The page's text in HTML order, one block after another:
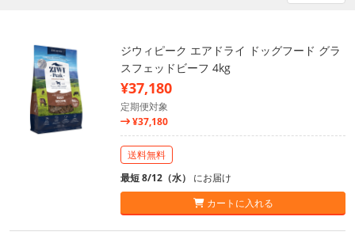
ジウィピーク エアドライ ドッグフード グラ
スフェッドビーフ 4kg
¥37,180
定期便対象
¥37,180
送料無料
最短 8/12（水） にお届け
カートに入れる